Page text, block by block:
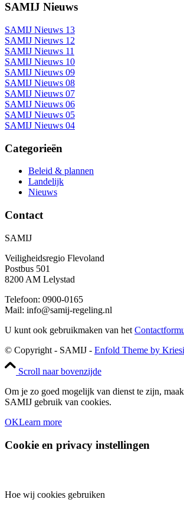
SAMIJ Nieuws
SAMIJ Nieuws 13
SAMIJ Nieuws 12
SAMIJ Nieuws 11
SAMIJ Nieuws 10
SAMIJ Nieuws 09
SAMIJ Nieuws 08
SAMIJ Nieuws 07
SAMIJ Nieuws 06
SAMIJ Nieuws 05
SAMIJ Nieuws 04
Categorieën
Beleid & plannen
Landelijk
Nieuws
Contact
SAMIJ
Veiligheidsregio Flevoland
Postbus 501
8200 AM Lelystad
Telefoon: 0900-0165
Mail: info@samij-regeling.nl
U kunt ook gebruikmaken van het
© Copyright - SAMIJ - Enfold Theme by Kriesi
Scroll naar bovenzijde
Om je zo goed mogelijk van dienst te zijn,
SAMIJ gebruik van cookies.
OKLearn more
Cookie en privacy instellingen
Hoe wij cookies gebruiken